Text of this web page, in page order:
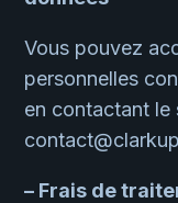
Vous pouvez
personnelles
en contactant le
– Frais de